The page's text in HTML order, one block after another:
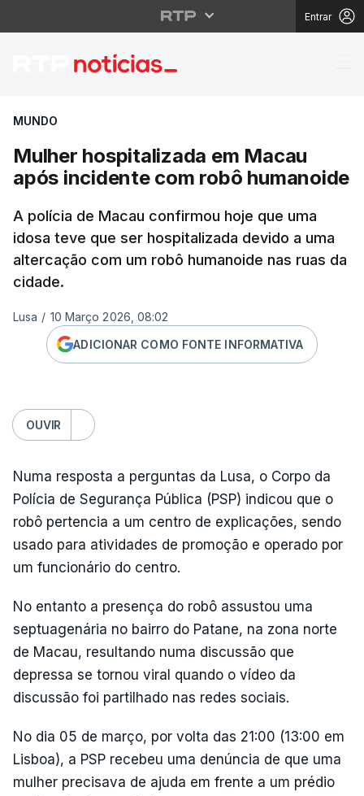
Entrar
Mulher hospitalizada
MUNDO
Mulher hospitalizada em Macau
após incidente com robô humanoide
A polícia de Macau confirmou hoje que uma
idosa teve que ser hospitalizada devido a uma
altercação com um robô humanoide nas ruas da
cidade.
Lusa / 10 Março 2026, 08:02
ADICIONAR COMO FONTE INFORMATIVA
OUVIR
Numa resposta a perguntas da Lusa, o Corpo da
Polícia de Segurança Pública (PSP) indicou que o
robô pertencia a um centro de explicações, sendo
usado para atividades de promoção e operado por
um funcionário do centro.
No entanto a presença do robô assustou uma
septuagenária no bairro do Patane, na zona norte
de Macau, resultando numa discussão que
depressa se tornou viral quando o vídeo da
discussão foi partilhado nas redes sociais.
No dia 05 de março, por volta das 21:00 (13:00 em
Lisboa), a PSP recebeu uma denúncia de que uma
mulher precisava de ajuda em frente a um prédio